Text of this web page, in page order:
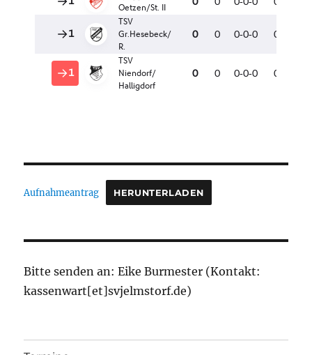
Aufnahmeantrag HERUNTERLADEN
Bitte senden an: Eike Burmester (Kontakt:
kassenwart[et]svjelmstorf.de)